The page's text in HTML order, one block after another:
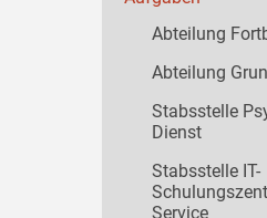
Abteilung
Abteilung
Stabsstelle
Dienst
Stabsstelle IT-
Service